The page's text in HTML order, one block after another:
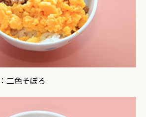
二色そぼろ